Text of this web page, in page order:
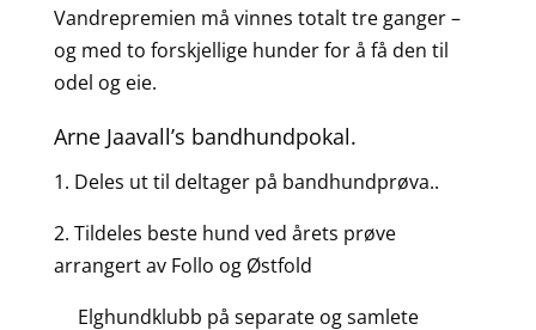
Vandrepremien må vinnes totalt tre ganger –
og med to forskjellige hunder for å få den til
odel og eie.
Arne Jaavall’s bandhundpokal.
1. Deles ut til deltager på bandhundprøva..
2. Tildeles beste hund ved årets prøve
arrangert av Follo og Østfold
Elghundklubb på separate og samlete